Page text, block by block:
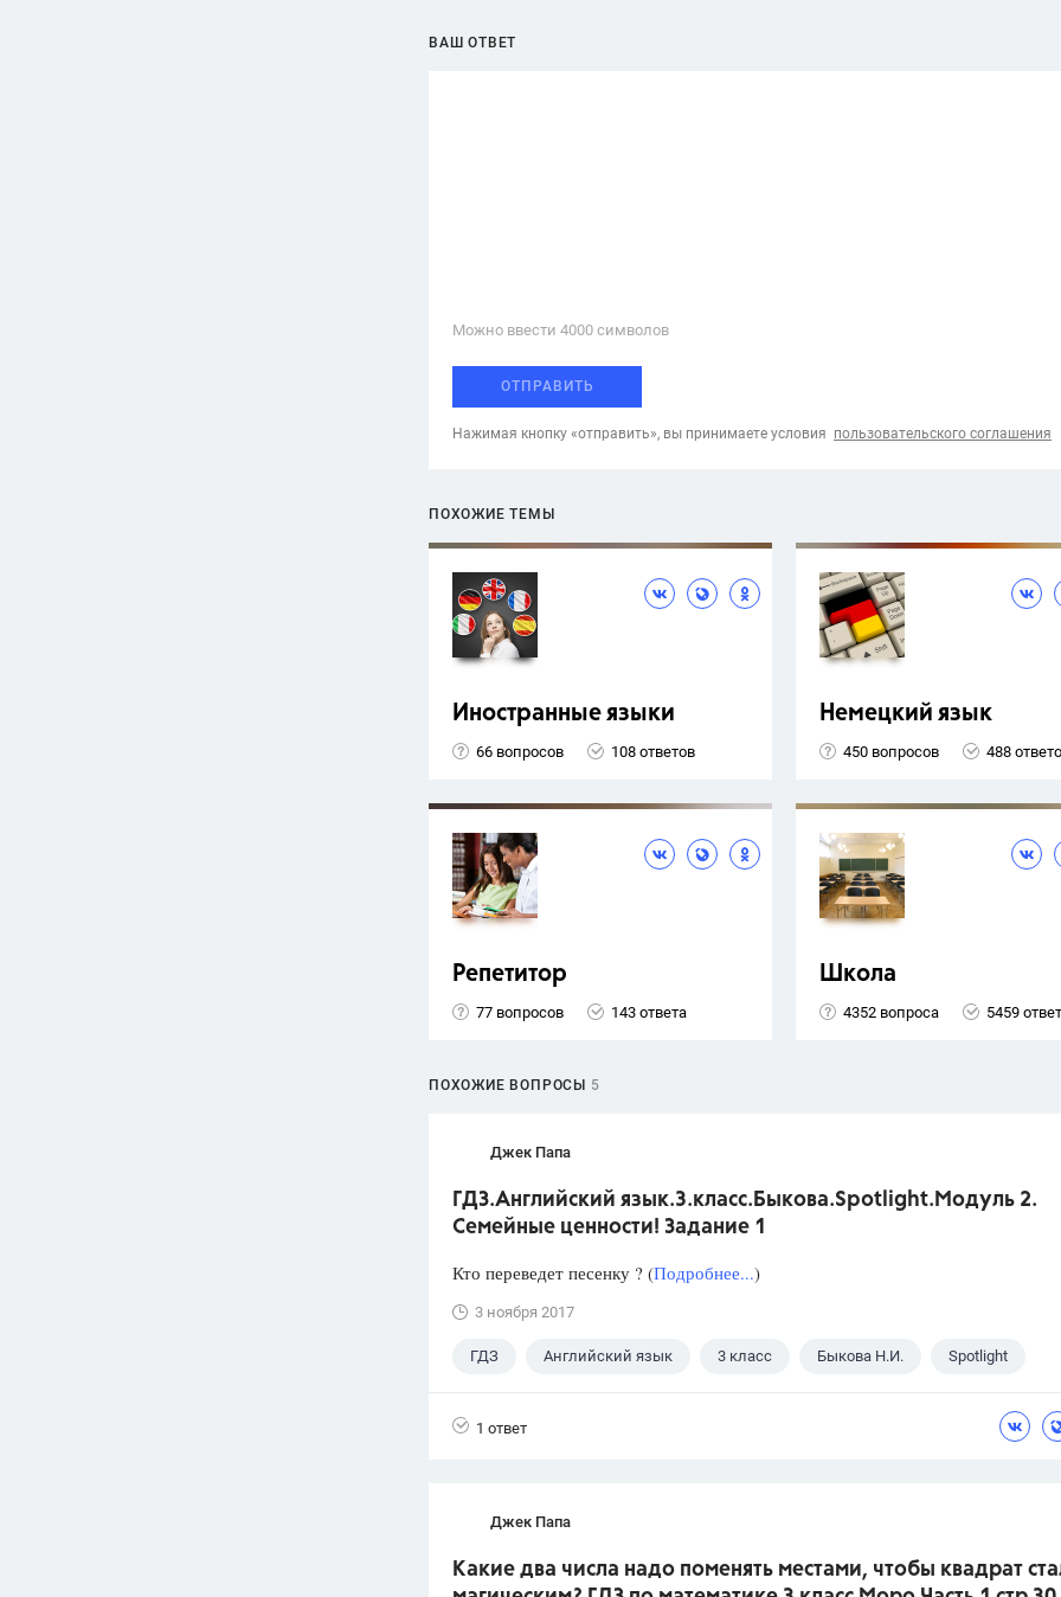
ВАШ ОТВЕТ
Можно ввести 4000 cимволов
ОТПРАВИТЬ
Нажимая кнопку «отправить», вы принимаете условия пользовательского соглашения
ПОХОЖИЕ ТЕМЫ
Иностранные языки
66 вопросов 108 ответов
Немецкий язык
450 вопросов 488
Репетитор
77 вопросов 143 ответа
Школа
4352 вопроса 5459
ПОХОЖИЕ ВОПРОСЫ 5
Джек Папа
ГДЗ.Английский язык.3.класс.Быкова.Spotlight.Модуль 2.
Семейные ценности! Задание 1
Кто переведет песенку ? (Подробнее...)
3 ноября 2017
ГДЗ Английский язык 3 класс Быкова Н.И. Spotlight
1 ответ
Джек Папа
Какие два числа надо поменять местами, чтобы квадрат